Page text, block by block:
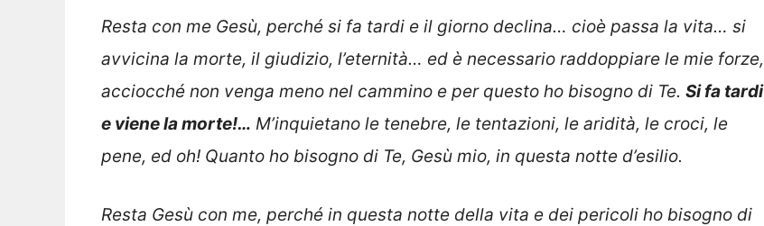
Resta con me Gesù, perché si fa tardi e il giorno declina… cioè passa la vita… si
avvicina la morte, il giudizio, l’eternità… ed è necessario raddoppiare le mie forze,
acciocché non venga meno nel cammino e per questo ho bisogno di Te. Si fa tardi
e viene la morte!… M’inquietano le tenebre, le tentazioni, le aridità, le croci, le
pene, ed oh! Quanto ho bisogno di Te, Gesù mio, in questa notte d’esilio.
Resta Gesù con me, perché in questa notte della vita e dei pericoli ho bisogno di